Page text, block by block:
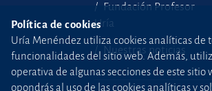
Fundación Profesor
Uría
Nuestras noticias
Política de cookies
Uría Menéndez utiliza cookies analíticas de
funcionalidades del sitio web. Además,
operativa de algunas secciones de este sitio
opondrás al uso de las cookies analíticas y